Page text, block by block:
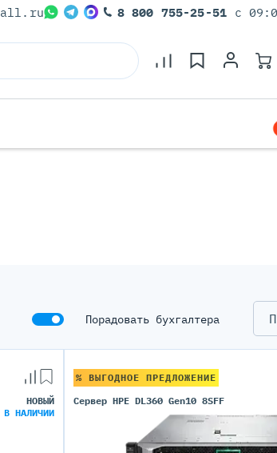
Atlas
Серверы Для ИИ
Серверы С GPU
С GPU NVIDIA
8 800 755-25-51 с
Порадовать бухгалтера
НОВЫЙ
В НАЛИЧИИ
% ВЫГОДНОЕ ПРЕДЛОЖЕНИЕ
Сервер HPE DL360 Gen10 8SFF